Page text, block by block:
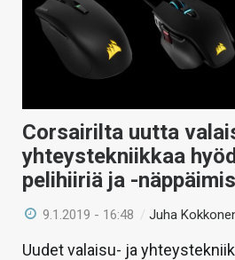
HINTA.FI
KAUPPA
VAIHDA TEEMA
HAKU
Corsairilta uutta
yhteystekniikkaa
pelihiiriä ja -
9.1.2019 - 16:48 /Juha
Uudet valaisu- ja